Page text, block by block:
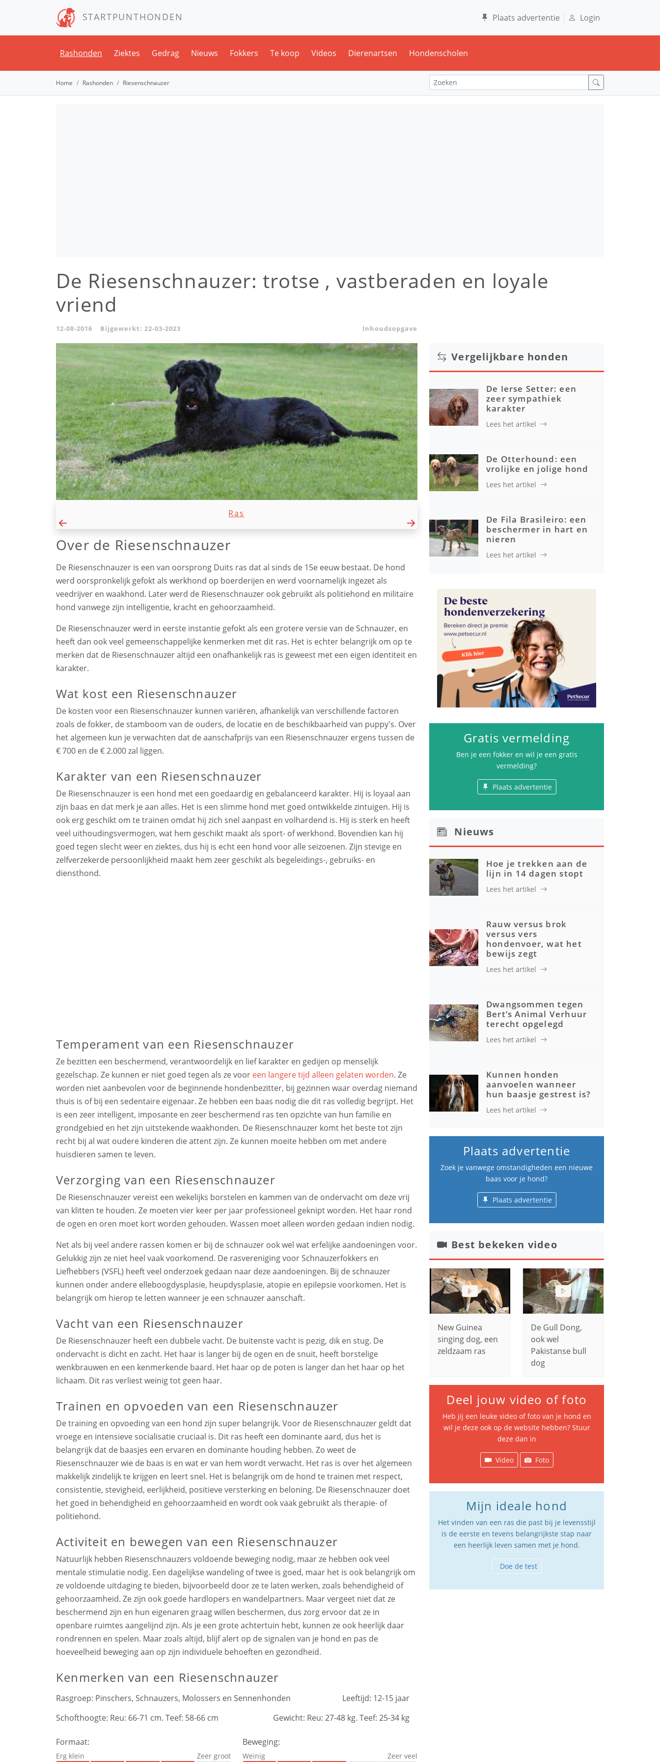
STARTPUNTHONDEN Plaats advertentie Login
Rashonden Ziektes Gedrag Nieuws Fokkers Te koop Videos Dierenartsen Hondenscholen
Home Rashonden Riesenschnauzer
De Riesenschnauzer: trotse , vastberaden en loyale
vriend
12-08-2016 Bijgewerkt: 22-03-2023 Inhoudsopgave
Ras
Over de Riesenschnauzer
De Riesenschnauzer is een van oorsprong Duits ras dat al sinds de 15e eeuw bestaat. De hond
werd oorspronkelijk gefokt als werkhond op boerderijen en werd voornamelijk ingezet als
veedrijver en waakhond. Later werd de Riesenschnauzer ook gebruikt als politiehond en militaire
hond vanwege zijn intelligentie, kracht en gehoorzaamheid.
De Riesenschnauzer werd in eerste instantie gefokt als een grotere versie van de Schnauzer, en
heeft dan ook veel gemeenschappelijke kenmerken met dit ras. Het is echter belangrijk om op te
merken dat de Riesenschnauzer altijd een onafhankelijk ras is geweest met een eigen identiteit en
karakter.
Wat kost een Riesenschnauzer
De kosten voor een Riesenschnauzer kunnen variëren, afhankelijk van verschillende factoren
zoals de fokker, de stamboom van de ouders, de locatie en de beschikbaarheid van puppy's. Over
het algemeen kun je verwachten dat de aanschafprijs van een Riesenschnauzer ergens tussen de
€ 700 en de € 2.000 zal liggen.
Karakter van een Riesenschnauzer
De Riesenschnauzer is een hond met een goedaardig en gebalanceerd karakter. Hij is loyaal aan
zijn baas en dat merk je aan alles. Het is een slimme hond met goed ontwikkelde zintuigen. Hij is
ook erg geschikt om te trainen omdat hij zich snel aanpast en volhardend is. Hij is sterk en heeft
veel uithoudingsvermogen, wat hem geschikt maakt als sport- of werkhond. Bovendien kan hij
goed tegen slecht weer en ziektes, dus hij is echt een hond voor alle seizoenen. Zijn stevige en
zelfverzekerde persoonlijkheid maakt hem zeer geschikt als begeleidings-, gebruiks- en
diensthond.
Temperament van een Riesenschnauzer
Ze bezitten een beschermend, verantwoordelijk en lief karakter en gedijen op menselijk
gezelschap. Ze kunnen er niet goed tegen als ze voor een langere tijd alleen gelaten worden. Ze
worden niet aanbevolen voor de beginnende hondenbezitter, bij gezinnen waar overdag niemand
thuis is of bij een sedentaire eigenaar. Ze hebben een baas nodig die dit ras volledig begrijpt. Het
is een zeer intelligent, imposante en zeer beschermend ras ten opzichte van hun familie en
grondgebied en het zijn uitstekende waakhonden. De Riesenschnauzer komt het beste tot zijn
recht bij al wat oudere kinderen die attent zijn. Ze kunnen moeite hebben om met andere
huisdieren samen te leven.
Verzorging van een Riesenschnauzer
De Riesenschnauzer vereist een wekelijks borstelen en kammen van de ondervacht om deze vrij
van klitten te houden. Ze moeten vier keer per jaar professioneel geknipt worden. Het haar rond
de ogen en oren moet kort worden gehouden. Wassen moet alleen worden gedaan indien nodig.
Net als bij veel andere rassen komen er bij de schnauzer ook wel wat erfelijke aandoeningen voor.
Gelukkig zijn ze niet heel vaak voorkomend. De rasvereniging voor Schnauzerfokkers en
Liefhebbers (VSFL) heeft veel onderzoek gedaan naar deze aandoeningen. Bij de schnauzer
kunnen onder andere elleboogdysplasie, heupdysplasie, atopie en epilepsie voorkomen. Het is
belangrijk om hierop te letten wanneer je een schnauzer aanschaft.
Vacht van een Riesenschnauzer
De Riesenschnauzer heeft een dubbele vacht. De buitenste vacht is pezig, dik en stug. De
ondervacht is dicht en zacht. Het haar is langer bij de ogen en de snuit, heeft borstelige
wenkbrauwen en een kenmerkende baard. Het haar op de poten is langer dan het haar op het
lichaam. Dit ras verliest weinig tot geen haar.
Trainen en opvoeden van een Riesenschnauzer
De training en opvoeding van een hond zijn super belangrijk. Voor de Riesenschnauzer geldt dat
vroege en intensieve socialisatie cruciaal is. Dit ras heeft een dominante aard, dus het is
belangrijk dat de baasjes een ervaren en dominante houding hebben. Zo weet de
Riesenschnauzer wie de baas is en wat er van hem wordt verwacht. Het ras is over het algemeen
makkelijk zindelijk te krijgen en leert snel. Het is belangrijk om de hond te trainen met respect,
consistentie, stevigheid, eerlijkheid, positieve versterking en beloning. De Riesenschnauzer doet
het goed in behendigheid en gehoorzaamheid en wordt ook vaak gebruikt als therapie- of
politiehond.
Activiteit en bewegen van een Riesenschnauzer
Natuurlijk hebben Riesenschnauzers voldoende beweging nodig, maar ze hebben ook veel
mentale stimulatie nodig. Een dagelijkse wandeling of twee is goed, maar het is ook belangrijk om
ze voldoende uitdaging te bieden, bijvoorbeeld door ze te laten werken, zoals behendigheid of
gehoorzaamheid. Ze zijn ook goede hardlopers en wandelpartners. Maar vergeet niet dat ze
beschermend zijn en hun eigenaren graag willen beschermen, dus zorg ervoor dat ze in
openbare ruimtes aangelijnd zijn. Als je een grote achtertuin hebt, kunnen ze ook heerlijk daar
rondrennen en spelen. Maar zoals altijd, blijf alert op de signalen van je hond en pas de
hoeveelheid beweging aan op zijn individuele behoeften en gezondheid.
Kenmerken van een Riesenschnauzer
Rasgroep: Pinschers, Schnauzers, Molossers en Sennenhonden Leeftijd: 12-15 jaar
Schofthoogte: Reu: 66-71 cm. Teef: 58-66 cm Gewicht: Reu: 27-48 kg. Teef: 25-34 kg
Formaat:
Erg klein Zeer groot
Beweging:
Weinig Zeer veel
Vergelijkbare honden
De Ierse Setter: een
zeer sympathiek
karakter
Lees het artikel
De Otterhound: een
vrolijke en jolige hond
Lees het artikel
De Fila Brasileiro: een
beschermer in hart en
nieren
Lees het artikel
Gratis vermelding
Ben je een fokker en wil je een gratis
vermelding?
Plaats advertentie
Nieuws
Hoe je trekken aan de
lijn in 14 dagen stopt
Lees het artikel
Rauw versus brok
versus vers
hondenvoer, wat het
bewijs zegt
Lees het artikel
Dwangsommen tegen
Bert’s Animal Verhuur
terecht opgelegd
Lees het artikel
Kunnen honden
aanvoelen wanneer
hun baasje gestrest is?
Lees het artikel
Plaats advertentie
Zoek je vanwege omstandigheden een nieuwe
baas voor je hond?
Plaats advertentie
Best bekeken video
New Guinea
singing dog, een
zeldzaam ras
De Gull Dong,
ook wel
Pakistanse bull
dog
Deel jouw video of foto
Heb jij een leuke video of foto van je hond en
wil je deze ook op de website hebben? Stuur
deze dan in
Video Foto
Mijn ideale hond
Het vinden van een ras die past bij je levensstijl
is de eerste en tevens belangrijkste stap naar
een heerlijk leven samen met je hond.
Doe de test